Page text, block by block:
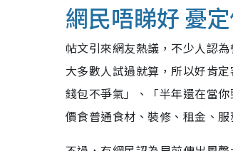
網民唔睇好 憂
帖文引來網友熱議，不少人認
大多數人試過就算，所以好肯
錢包不爭氣」、「半年還在當
價食普通食材、裝修、租金、